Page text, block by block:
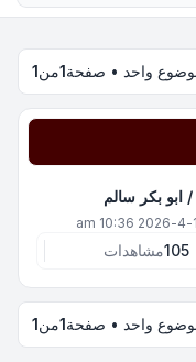
واحد • صفحة1من1
ابو بكر سالم
105مشاهدات
واحد • صفحة1من1